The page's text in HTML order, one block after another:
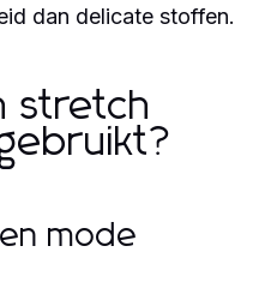
dan delicate stoffen.
stretch
mode